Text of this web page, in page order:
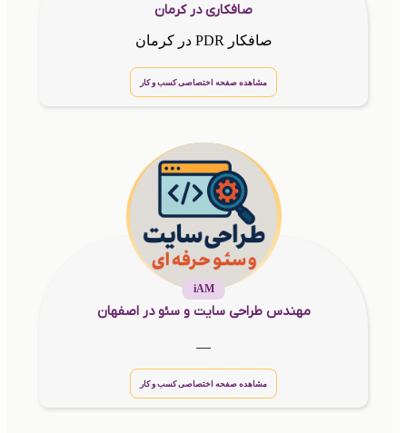
صافکاری در کرمان
صافکار PDR در کرمان
مشاهده صفحه اختصاصی کسب و کار
iAM
مهندس طراحی سایت و سئو در اصفهان
مشاهده صفحه اختصاصی کسب و کار